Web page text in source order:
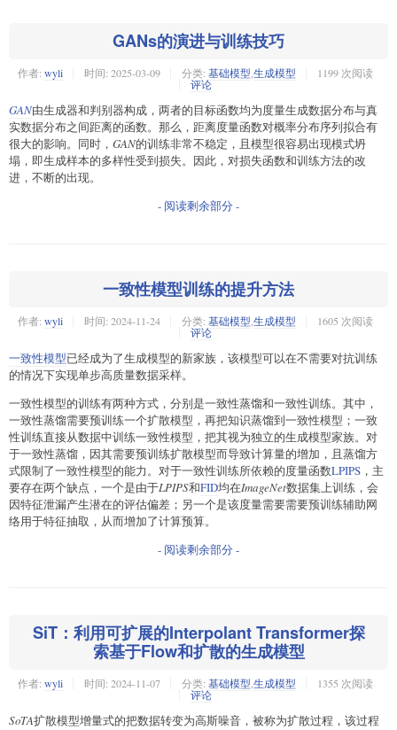
GANs的演进与训练技巧
作者: wyli 时间: 2025-03-09 分类: 基础模型 生成模型
1199 次阅读
评论
GAN由生成器和判别器构成，两者的目标函数均为度量生成数据分布与真
实数据分布之间距离的函数。那么，距离度量函数对概率分布序列拟合有
很大的影响。同时， GAN的训练非常不稳定，且模型很容易出现模式坍
塌，即生成样本的多样性受到损失。因此，对损失函数和训练方法的改
进，不断的出现。
- 阅读剩余部分 -
一致性模型训练的提升方法
作者: wyli 时间: 2024-11-24 分类: 基础模型,生成模型
1605 次阅读
评论
一致性模型已经成为了生成模型的新家族，该模型可以在不需要对抗训练
的情况下实现单步高质量数据采样。
一致性模型的训练有两种方式，分别是一致性蒸馏和一致性训练。其中，
一致性蒸馏需要预训练一个扩散模型，再把知识蒸馏到一致性模型；一致
性训练直接从数据中训练一致性模型，把其视为独立的生成模型家族。对
于一致性蒸馏，因其需要预训练扩散模型而导致计算量的增加，且蒸馏方
式限制了一致性模型的能力。对于一致性训练所依赖的度量函数LPIPS ，主
要存在两个缺点，一个是由于LPIPS和FID均在ImageNet数据集上训练，会
因特征泄漏产生潜在的评估偏差；另一个是该度量需要需要预训练辅助网
络用于特征抽取，从而增加了计算预算。
- 阅读剩余部分 -
SiT：利用可扩展的Interpolant Transformer探
索基于Flow和扩散的生成模型
作者: wyli 时间: 2024-11-07 分类: 基础模型,生成模型
1355 次阅读
评论
SoTA扩散模型增量式的把数据转变为高斯噪音，被称为扩散过程，该过程